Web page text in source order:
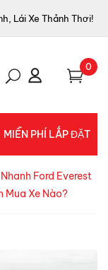
Lái Xe Thảnh Thơi!
0
MIỄN PHÍ LẮP ĐẶT
Ford Everest
Mua Xe Nào?